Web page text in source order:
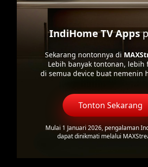
IndiHome TV Apps
Sekarang nontonnya di
Lebih banyak tontonan, lebih
di semua device buat nemenin
Tonton Sekarang
Mulai 1 Januari 2026, pengalaman
dapat dinikmati melalui